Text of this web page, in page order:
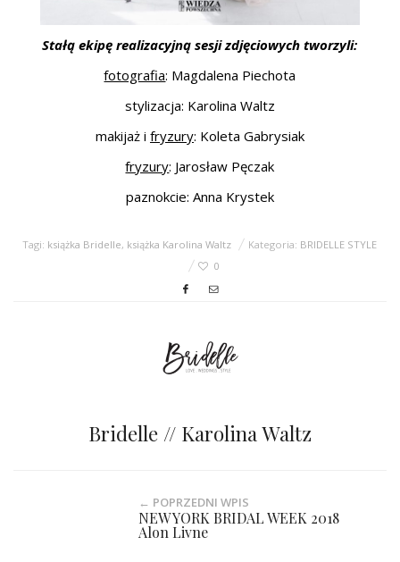
Stałą ekipę realizacyjną sesji zdjęciowych tworzyli:
fotografia: Magdalena Piechota
stylizacja: Karolina Waltz
makijaż i fryzury: Koleta Gabrysiak
fryzury: Jarosław Pęczak
paznokcie: Anna Krystek
Tagi: książka Bridelle, książka Karolina Waltz Kategoria: BRIDELLE STYLE
0
Bridelle // Karolina Waltz
← POPRZEDNI WPIS
NEW YORK BRIDAL WEEK 2018
Alon Livne